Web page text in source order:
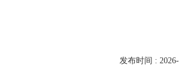
发布时间 :